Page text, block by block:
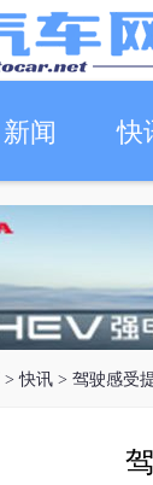
新闻 快
>快讯 > 驾驶感受